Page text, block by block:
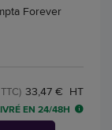
Forever
33,47 € HT
EN 24/48H